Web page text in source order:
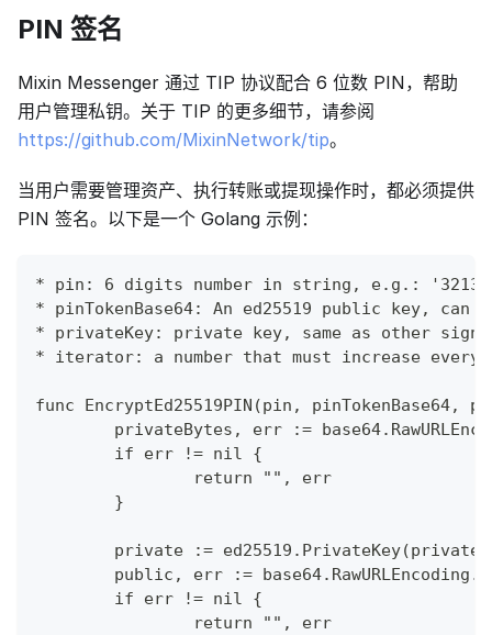
PIN 签名
Mixin Messenger 通过 TIP 协议配合 6 位数 PIN，帮助
用户管理私钥。关于 TIP 的更多细节，请参阅
https://github.com/MixinNetwork/tip。
当用户需要管理资产、执行转账或提现操作时，都必须提供
PIN 签名。以下是一个 Golang 示例：
* pin: 6 digits number in string, e.g.:
* pinTokenBase64: An ed25519 public key, can
* privateKey: private key, same as other
* iterator: a number that must increase every
func EncryptEd25519PIN(pin,
privateBytes, err :=
	if err != nil {
		return "", err
	}
private :=
public, err :=
	if err != nil {
		return "", err